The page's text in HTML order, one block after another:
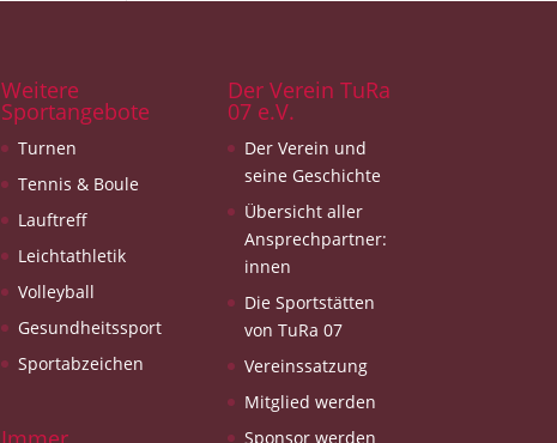
Weitere
Sportangebote
Turnen
Tennis & Boule
Lauftreff
Leichtathletik
Volleyball
Gesundheitssport
Sportabzeichen
Der Verein TuRa
07 e.V.
Der Verein und
seine Geschichte
Übersicht aller
Ansprechpartner:
innen
Die Sportstätten
von TuRa 07
Vereinssatzung
Mitglied werden
Sponsor werden